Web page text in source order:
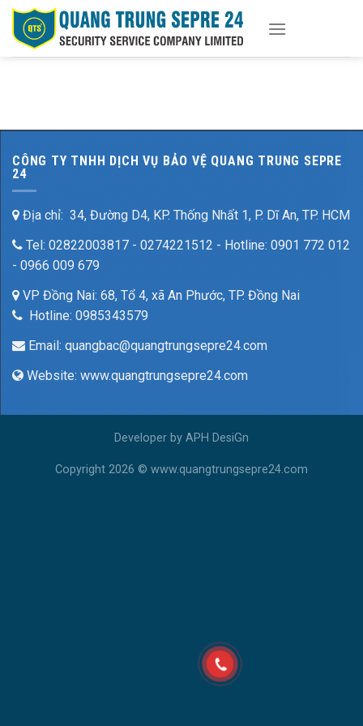
Skip
content
CÔNG TY TNHH DỊCH VỤ BẢO VỆ QUANG TRUNG SEPRE
24
Địa chỉ: 34, Đường D4, KP. Thống Nhất 1, P. Dĩ An, TP. HCM
Tel: 02822003817 - 0274221512 - Hotline: 0901 772 012
- 0966 009 679
VP Đồng Nai: 68, Tổ 4, xã An Phước, TP. Đồng Nai
Hotline: 0985343579
Email: quangbac@quangtrungsepre24.com
Website: www.quangtrungsepre24.com
Developer by APH DesiGn
Copyright 2026 © www.quangtrungsepre24.com